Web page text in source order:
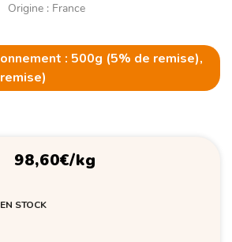
Origine : France
: 500g (5% de remise),
98,60€/kg
EN STOCK